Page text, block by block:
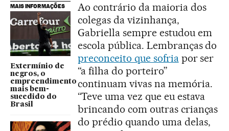
MAIS INFORMAÇÕES
Extermínio de
negros, o
empreendimento
mais bem-
sucedido do
Brasil
Ao contrário da maioria dos
colegas da vizinhança,
Gabriella sempre estudou em
escola pública. Lembranças do
preconceito que sofriapor ser
“a filha do porteiro”
continuam vivas na memória.
“Teve uma vez que eu estava
brincando com outras crianças
do prédio quando uma delas,